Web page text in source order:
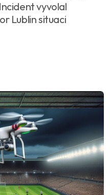
vyvolal
Lublin situaci